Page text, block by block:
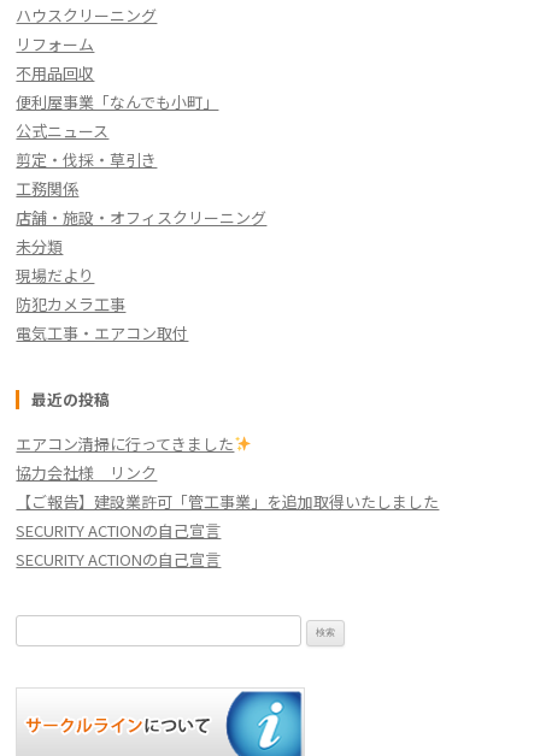
ハウスクリーニング
リフォーム
不用品回収
便利屋事業「なんでも小町」
公式ニュース
剪定・伐採・草引き
工務関係
店舗・施設・オフィスクリーニング
未分類
現場だより
防犯カメラ工事
電気工事・エアコン取付
最近の投稿
エアコン清掃に行ってきました
協力会社様 リンク
【ご報告】建設業許可「管工事業」を追加取得いたしました
SECURITY ACTIONの自己宣言
SECURITY ACTIONの自己宣言
索: